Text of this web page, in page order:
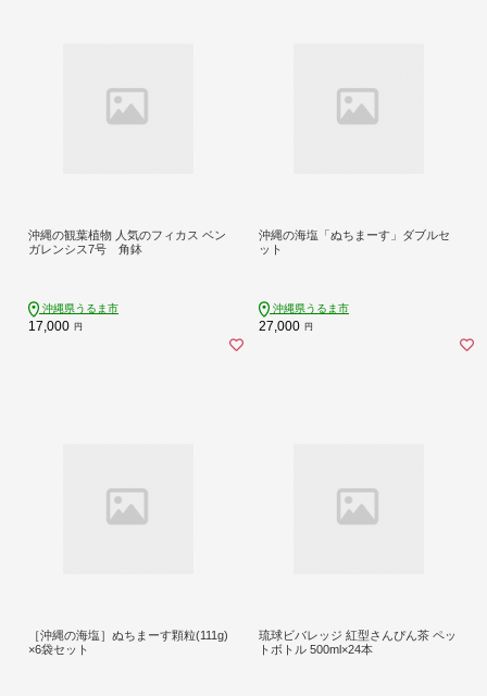
沖縄の観葉植物 人気のフィカス ベン
ガレンシス7号 角鉢
沖縄県うるま市
17,000 円
沖縄の海塩「ぬちまーす」ダブルセ
ット
沖縄県うるま市
27,000 円
［沖縄の海塩］ぬちまーす顆粒(111g)
×6袋セット
琉球ビバレッジ 紅型さんぴん茶 ペッ
トボトル 500ml×24本